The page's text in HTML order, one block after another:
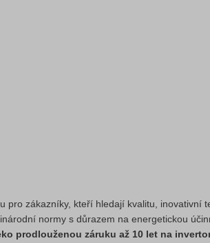
pro zákazníky, kteří hledají kvalitu, inovativní
normy s důrazem na energetickou
prodlouženou záruku až 10 let na